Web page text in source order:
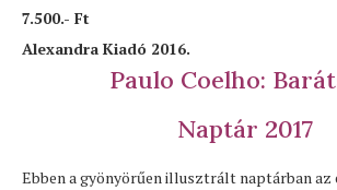
7.500.- Ft
Alexandra Kiadó 2016.
Paulo Coelho:
Naptár 2017
Ebben a gyönyörűen illusztrált naptárban az